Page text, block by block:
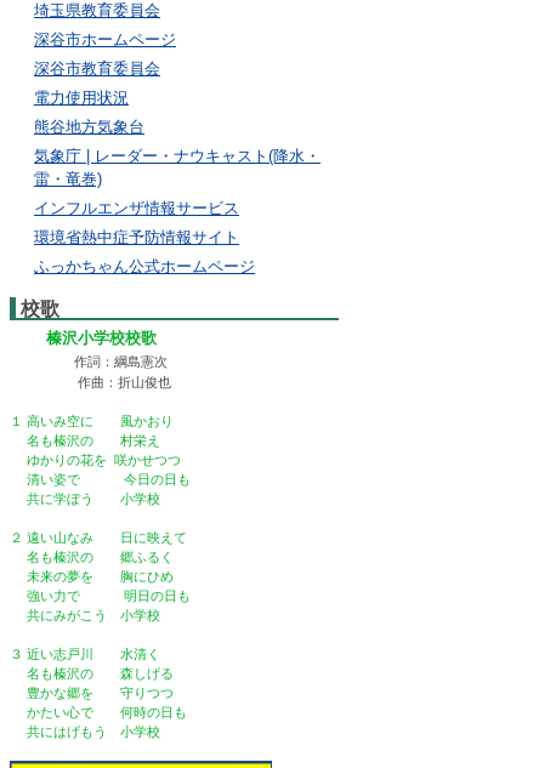
埼玉県教育委員会
深谷市ホームページ
深谷市教育委員会
電力使用状況
熊谷地方気象台
気象庁 | レーダー・ナウキャスト(降水・
雷・竜巻)
インフルエンザ情報サービス
環境省熱中症予防情報サイト
ふっかちゃん公式ホームページ
校歌
榛沢小学校校歌
作詞：綱島憲次
作曲：折山俊也
１ 高いみ空に 風かおり
名も榛沢の 村栄え
ゆかりの花を 咲かせつつ
清い姿で 今日の日も
共に学ぼう 小学校
２ 遠い山なみ 日に映えて
名も榛沢の 郷ふるく
未来の夢を 胸にひめ
強い力で 明日の日も
共にみがこう 小学校
３ 近い志戸川 水清く
名も榛沢の 森しげる
豊かな郷を 守りつつ
かたい心で 何時の日も
共にはげもう 小学校